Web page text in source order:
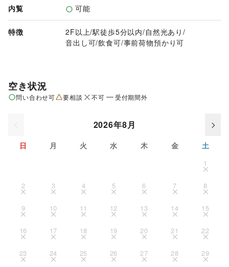
内覧 可能
特徴 2F以上/駅徒歩5分以内/自然光あり/
音出し可/飲食可/事前荷物預かり可
空き状況
問い合わせ可 要相談 不可 受付期間外
2026年8月
日 月 火 水 木 金 土
1
2 3 4 5 6 7 8
9 10 11 12 13 14 15
16 17 18 19 20 21 22
23 24 25 26 27 28 29